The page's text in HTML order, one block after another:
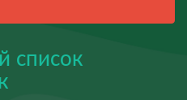
список